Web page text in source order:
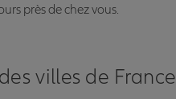
près de chez vous.
villes de France